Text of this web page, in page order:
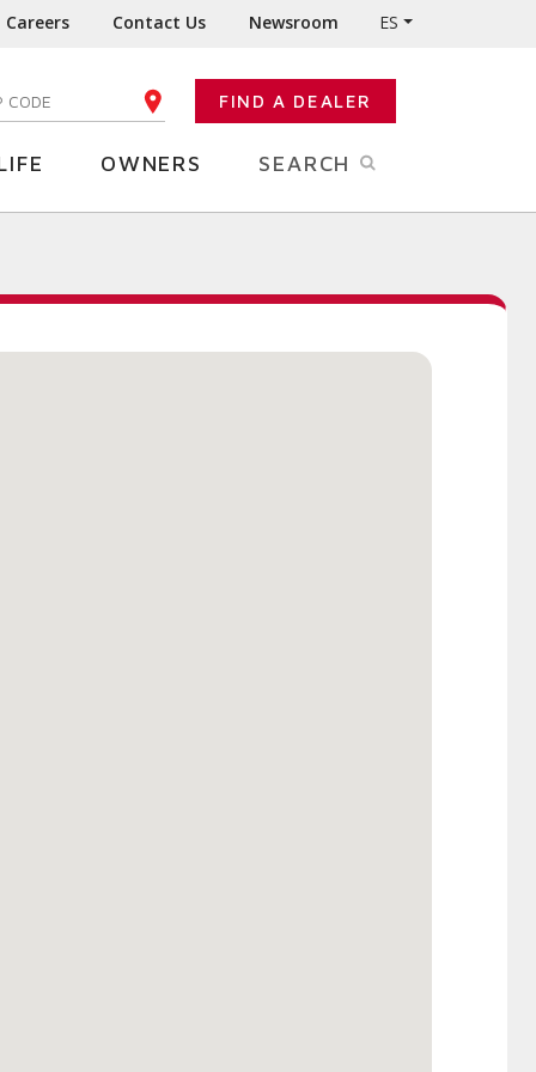
Careers Contact Us Newsroom ES
YOUR ZIP CODE FIND A DEALER
OWNERS SEARCH